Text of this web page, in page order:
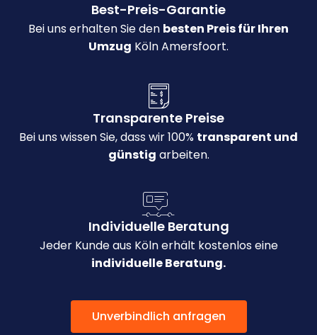
Best-Preis-Garantie
Bei uns erhalten Sie den besten Preis für Ihren
Umzug Köln Amersfoort.
Transparente Preise
Bei uns wissen Sie, dass wir 100% transparent und
günstig arbeiten.
Individuelle Beratung
Jeder Kunde aus Köln erhält kostenlos eine
individuelle Beratung.
Unverbindlich anfragen